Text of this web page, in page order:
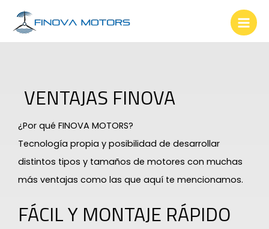
Main
VENTAJAS FINOVA
¿Por qué FINOVA MOTORS?
Tecnología propia y posibilidad de desarrollar
distintos tipos y tamaños de motores con muchas
más ventajas como las que aquí te mencionamos.
FÁCIL Y MONTAJE RÁPIDO